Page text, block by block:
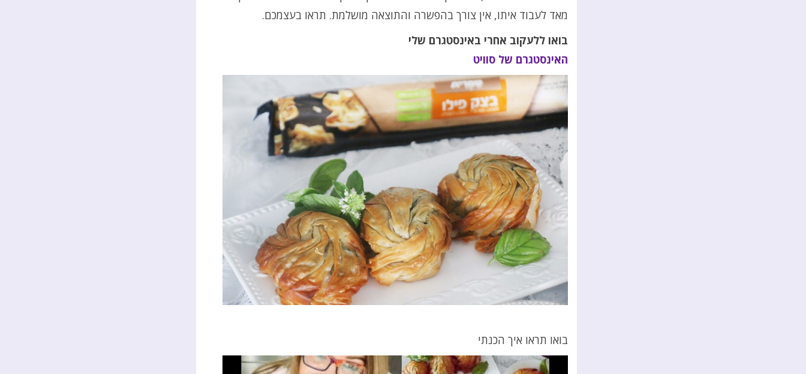
מאד לעבוד איתו, אין צורך בהפשרה והתוצאה מושלמת. תראו בעצמכם.
בואו ללעקוב אחרי באינסטגרם שלי
האינסטגרם של סוויט
בואו תראו איך הכנתי